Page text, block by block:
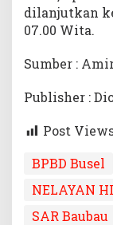
dilanjutkan
07.00 Wita.
Sumber :
Publisher :
Post
BPBD Busel
NELAYAN
SAR Baubau